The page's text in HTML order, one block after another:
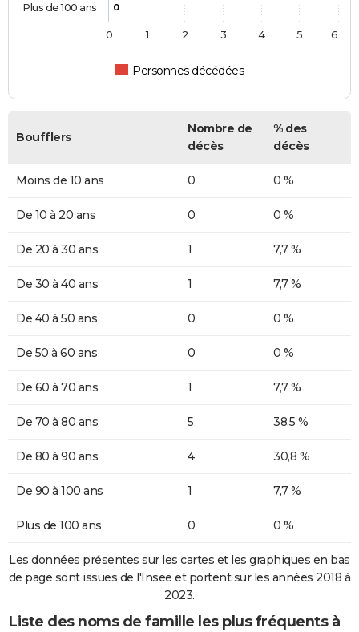
0
Personnes décédées
Plus de 100 ans
0 1 2 3 4 5 6
Boufflers
Nombre de
décès
% des
décès
Moins de 10 ans 0 0 %
De 10 à 20 ans 0 0 %
De 20 à 30 ans 1 7,7 %
De 30 à 40 ans 1 7,7 %
De 40 à 50 ans 0 0 %
De 50 à 60 ans 0 0 %
De 60 à 70 ans 1 7,7 %
De 70 à 80 ans 5 38,5 %
De 80 à 90 ans 4 30,8 %
De 90 à 100 ans 1 7,7 %
Plus de 100 ans 0 0 %
Les données présentes sur les cartes et les graphiques en bas
de page sont issues de l'Insee et portent sur les années 2018 à
2023.
Liste des noms de famille les plus fréquents à